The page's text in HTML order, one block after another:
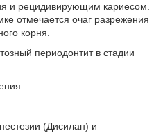
и рецидивирующим кариесом.
отмечается очаг разрежения
корня.
периодонтит в стадии
(Дисилан) и